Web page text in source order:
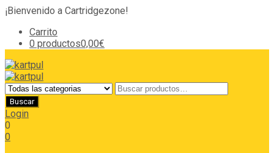
¡Bienvenido a Cartridgezone!
Carrito
0 productos0,00€
Login
0
0